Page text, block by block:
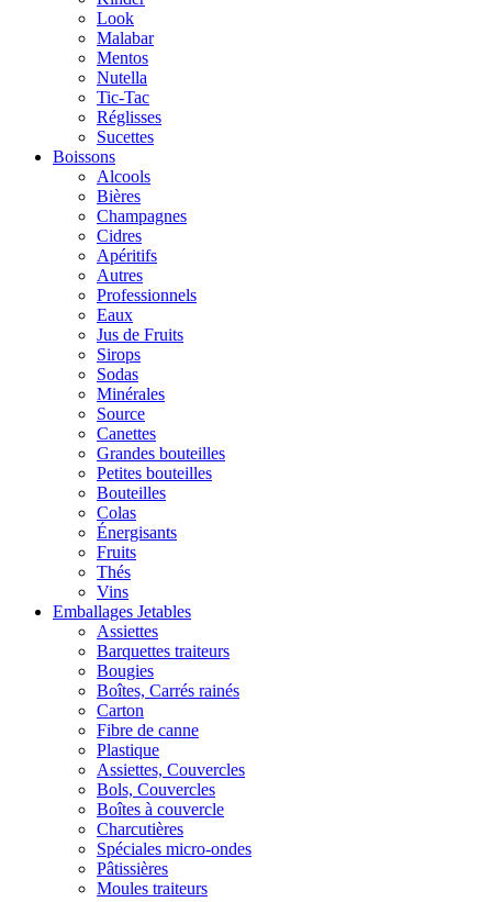
Look
Malabar
Mentos
Nutella
Tic-Tac
Réglisses
Sucettes
Boissons
Alcools
Bières
Champagnes
Cidres
Apéritifs
Autres
Professionnels
Eaux
Jus de Fruits
Sirops
Sodas
Minérales
Source
Canettes
Grandes bouteilles
Petites bouteilles
Bouteilles
Colas
Énergisants
Fruits
Thés
Vins
Emballages Jetables
Assiettes
Barquettes traiteurs
Bougies
Boîtes, Carrés rainés
Carton
Fibre de canne
Plastique
Assiettes, Couvercles
Bols, Couvercles
Boîtes à couvercle
Charcutières
Spéciales micro-ondes
Pâtissières
Moules traiteurs